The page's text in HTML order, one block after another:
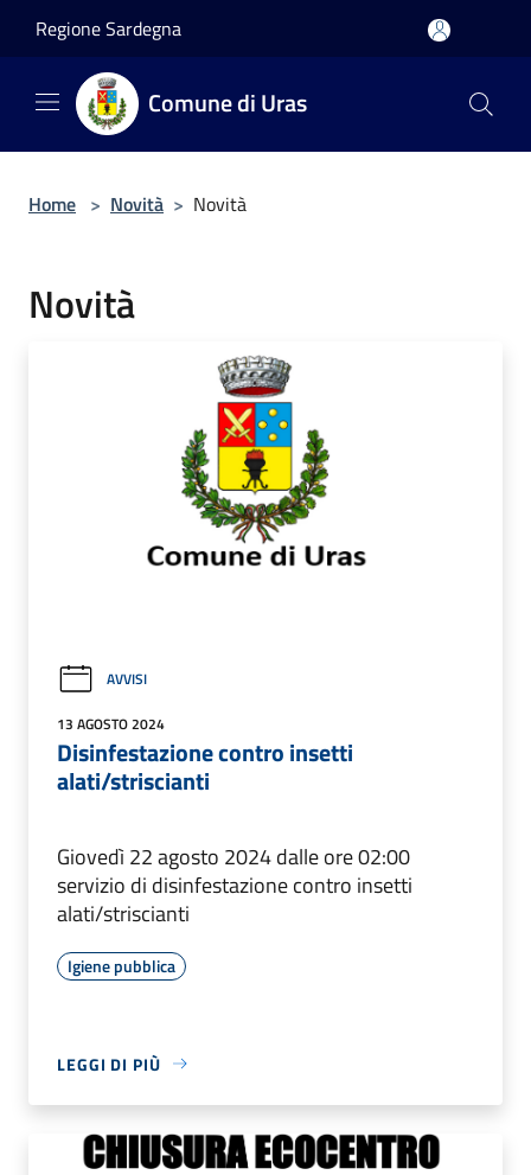
Regione Sardegna
Comune di Uras
Home > Novità > Novità
Novità
AVVISI
13 AGOSTO 2024
Disinfestazione contro insetti
alati/striscianti
Giovedì 22 agosto 2024 dalle ore 02:00
servizio di disinfestazione contro insetti
alati/striscianti
Igiene pubblica
LEGGI DI PIÙ